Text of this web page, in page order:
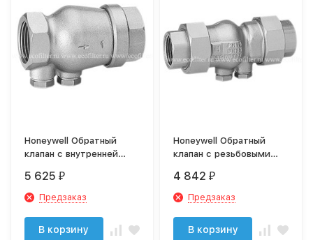
Honeywell Обратный
клапан с внутренней
5 625 ₽
Предзаказ
В корзину
Honeywell Обратный
клапан с резьбовыми
4 842 ₽
Предзаказ
В корзину